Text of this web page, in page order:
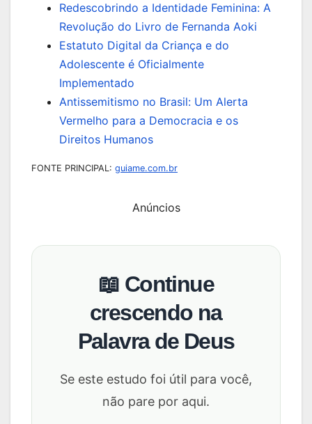
Redescobrindo a Identidade Feminina: A
Revolução do Livro de Fernanda Aoki
Estatuto Digital da Criança e do
Adolescente é Oficialmente
Implementado
Antissemitismo no Brasil: Um Alerta
Vermelho para a Democracia e os
Direitos Humanos
FONTE PRINCIPAL: guiame.com.br
Anúncios
📖 Continue
crescendo na
Palavra de Deus
Se este estudo foi útil para você,
não pare por aqui.